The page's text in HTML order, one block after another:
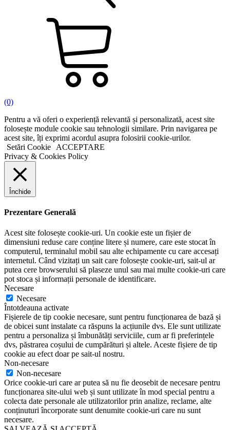
(0)
Pentru a vă oferi o experiență relevantă și personalizată, acest site
folosește module cookie sau tehnologii similare. Prin navigarea pe
acest site, îți exprimi acordul asupra folosirii cookie-urilor.
Setări Cookie
ACCEPTARE
Privacy & Cookies Policy
Închide
Prezentare Generală
Acest site folosește cookie-uri. Un cookie este un fișier de
dimensiuni reduse care conține litere și numere, care este stocat în
computerul, terminalul mobil sau alte echipamente cu care accesați
internetul. Când vizitați un sait care folosește cookie-uri, sait-ul ar
putea cere browserului să plaseze unul sau mai multe cookie-uri care
pot stoca și informații personale de identificare.
Necesare
Necesare
Întotdeauna activate
Fișierele de tip cookie necesare, sunt pentru funcționarea de bază și
de obicei sunt instalate ca răspuns la acțiunile dvs. Ele sunt utilizate
pentru a personaliza și îmbunătăți serviciile, cum ar fi preferințele
dvs, păstrarea coșului de cumpărături și altele. Aceste fișiere de tip
cookie au efect doar pe sait-ul nostru.
Non-necesare
Non-necesare
Orice cookie-uri care ar putea să nu fie deosebit de necesare pentru
funcționarea site-ului web și sunt utilizate în mod special pentru a
colecta date personale ale utilizatorilor prin analize, reclame, alte
conținuturi încorporate sunt denumite cookie-uri care nu sunt
necesare.